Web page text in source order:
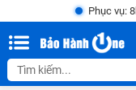
Phục vụ: